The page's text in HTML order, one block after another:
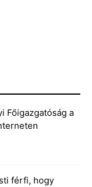
Főigazgatóság a
férfi, hogy